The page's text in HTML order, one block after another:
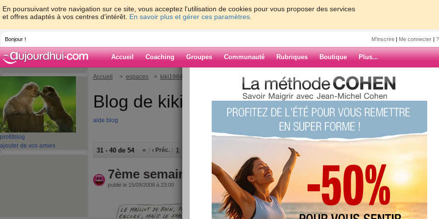
En poursuivant votre navigation sur ce site, vous acceptez l'utilisation de cookies pour vous proposer des services
et offres adaptés à vos centres d'intérêt. En savoir plus et gérer ces paramètres.
Bonjour ! M'inscrire | Me connecter |
Accueil Coaching Groupes Communauté Rubriques Boutique Plus...
profil blog
ajouter de vos amies
Accueil > espaces > kiki1964
Blog de kiki1964
aide blog
31 - 40 de 54 « ‹ Préc. 1
7ème semaine
publié le 15/09/2008 à 23:00
ARCHIVES